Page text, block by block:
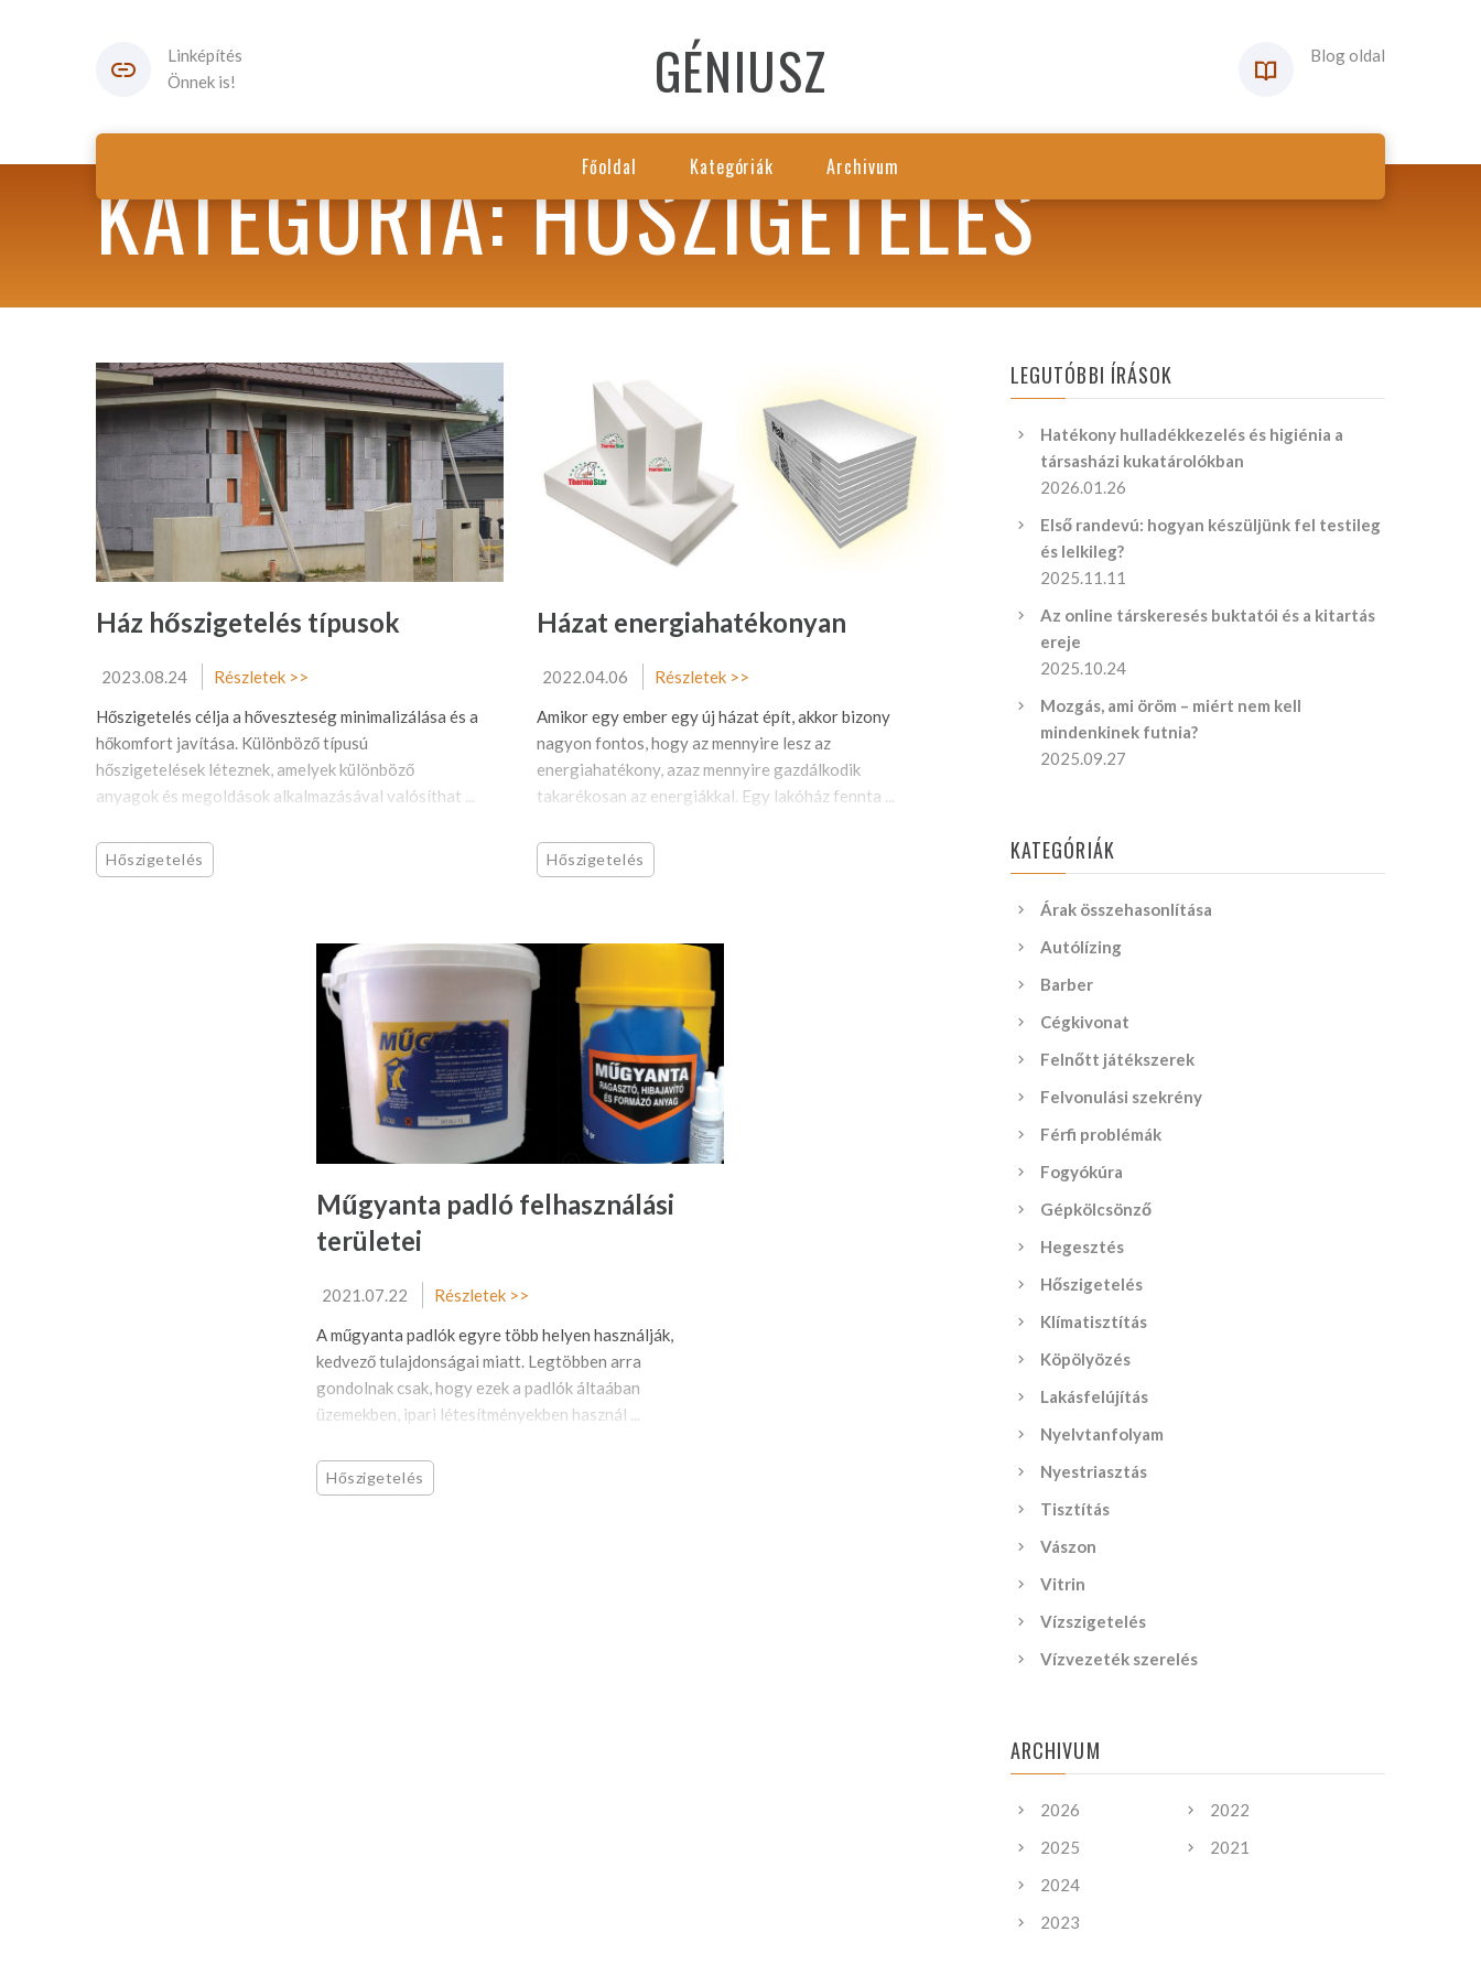
Linképítés
Önnek is!
GÉNIUSZ Blog oldal
Főoldal Kategóriák Archivum
KATEGÓRIA: HŐSZIGETELÉS
Ház hőszigetelés típusok
2023.08.24
Részletek >>
Hőszigetelés célja a hőveszteség minimalizálása és a
hőkomfort javítása. Különböző típusú
hőszigetelések léteznek, amelyek különböző
anyagok és megoldások alkalmazásával valósíthat ...
Hőszigetelés
Házat energiahatékonyan
2022.04.06
Részletek >>
Amikor egy ember egy új házat épít, akkor bizony
nagyon fontos, hogy az mennyire lesz az
energiahatékony, azaz mennyire gazdálkodik
takarékosan az energiákkal. Egy lakóház fennta ...
Hőszigetelés
Műgyanta padló felhasználási
területei
2021.07.22
Részletek >>
A műgyanta padlók egyre több helyen használják,
kedvező tulajdonságai miatt. Legtöbben arra
gondolnak csak, hogy ezek a padlók áltaában
üzemekben, ipari létesítményekben használ ...
Hőszigetelés
LEGUTÓBBI ÍRÁSOK
Hatékony hulladékkezelés és higiénia a
társasházi kukatárolókban
2026.01.26
Első randevú: hogyan készüljünk fel testileg
és lelkileg?
2025.11.11
Az online társkeresés buktatói és a kitartás
ereje
2025.10.24
Mozgás, ami öröm – miért nem kell
mindenkinek futnia?
2025.09.27
KATEGÓRIÁK
Árak összehasonlítása
Autólízing
Barber
Cégkivonat
Felnőtt játékszerek
Felvonulási szekrény
Férfi problémák
Fogyókúra
Gépkölcsönző
Hegesztés
Hőszigetelés
Klímatisztítás
Köpölyözés
Lakásfelújítás
Nyelvtanfolyam
Nyestriasztás
Tisztítás
Vászon
Vitrin
Vízszigetelés
Vízvezeték szerelés
ARCHIVUM
2026
2025
2024
2023
2022
2021